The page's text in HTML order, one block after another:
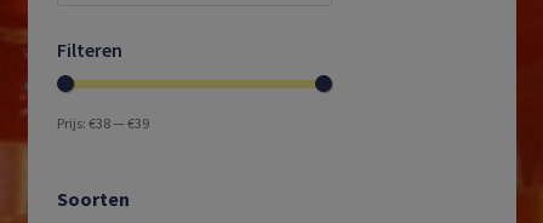
Filteren
Prijs: €38— €39
Soorten